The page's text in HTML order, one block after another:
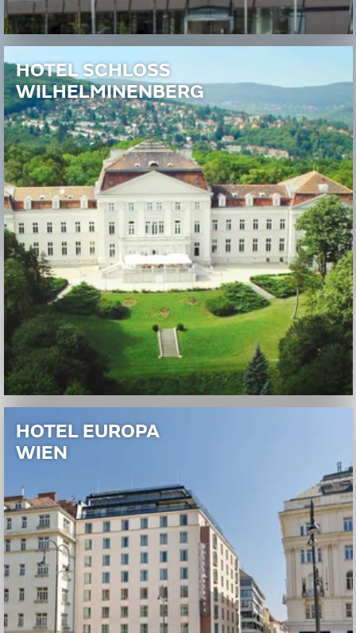
HOTEL SCHLOSS
WILHELMINENBERG
HOTEL EUROPA
WIEN